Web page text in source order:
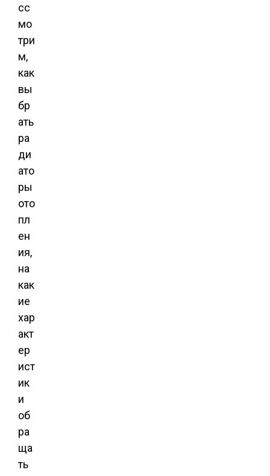
сс
мо
три
м,
как
вы
бр
ать
ра
ди
ато
ры
ото
пл
ен
ия,
на
как
ие
хар
акт
ер
ист
ик
и
об
ра
ща
ть